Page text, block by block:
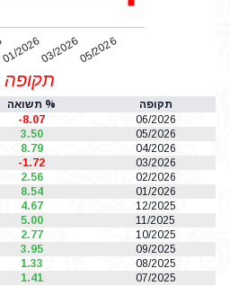
01/202603/202605/2026
תקופה
תקופה % תשואה
06/2026
-8.07
05/2026
3.50
04/2026
8.79
03/2026
-1.72
02/2026
2.56
01/2026
8.54
12/2025
4.67
11/2025
5.00
10/2025
2.77
09/2025
3.95
08/2025
1.33
07/2025
1.41